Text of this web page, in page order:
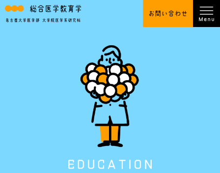
総合医学教育学
医学教育学とは
教室の運営方針
教授メッセージ
研究について